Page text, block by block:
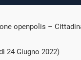
openpolis –
24 Giugno 2022)